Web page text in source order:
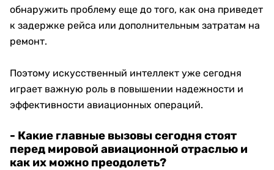
обнаружить проблему еще до того, как она приведет
к задержке рейса или дополнительным затратам на
ремонт.
Поэтому искусственный интеллект уже сегодня
играет важную роль в повышении надежности и
эффективности авиационных операций.
- Какие главные вызовы сегодня стоят
перед мировой авиационной отраслью и
как их можно преодолеть?